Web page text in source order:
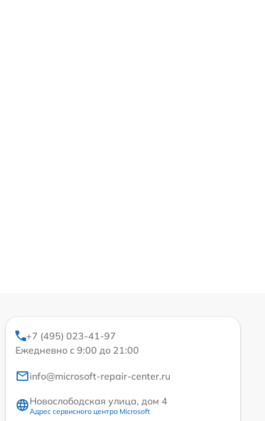
+7 (495) 023-41-97
Ежедневно с 9:00 до 21:00
info@microsoft-repair-center.ru
Новослободская улица, дом 4
Адрес сервисного центра Microsoft